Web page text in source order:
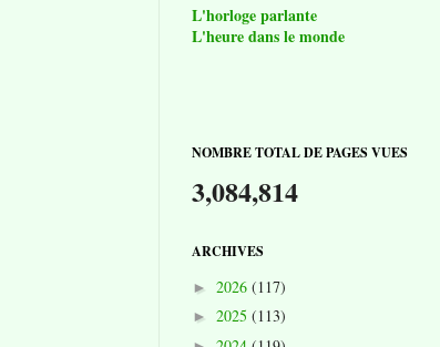
L'horloge parlante
L'heure dans le monde
NOMBRE TOTAL DE PAGES VUES
3,084,814
ARCHIVES
► 2026 (117)
► 2025 (113)